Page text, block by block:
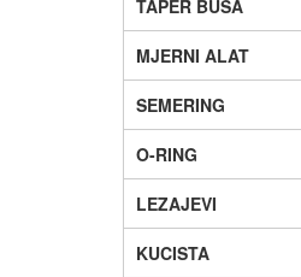
TAPER BUSA
MJERNI ALAT
SEMERING
O-RING
LEZAJEVI
KUCISTA